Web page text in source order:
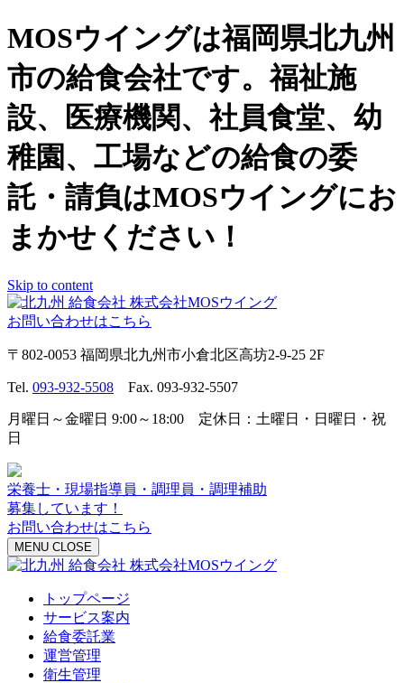
MOSウイングは福岡県北九州
市の給食会社です。福祉施
設、医療機関、社員食堂、幼
稚園、工場などの給食の委
託・請負はMOSウイングにお
まかせください！
Skip to content
お問い合わせはこちら
〒802-0053 福岡県北九州市小倉北区高坊2-9-25 2F
Tel. 093-932-5508 Fax. 093-932-5507
月曜日～金曜日 9:00～18:00 定休日：土曜日・日曜日・祝
日
栄養士・現場指導員・調理員・調理補助
募集しています！
お問い合わせはこちら
MENU CLOSE
トップページ
サービス案内
給食委託業
運営管理
衛生管理